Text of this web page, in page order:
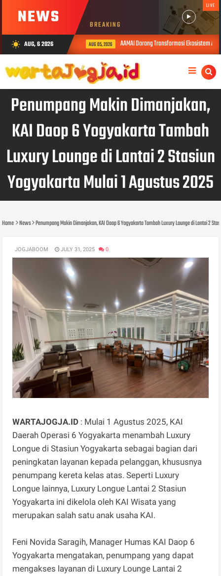
NEWS BREAKING
LIVE
wb_sunny AUG, 6 2026 AUG 05, 2026 AAMAI Dorong Transformasi Ekosistem
Penumpang Makin Dimanjakan,
KAI Daop 6 Yogyakarta Tambah
Luxury Lounge di Lantai 2 Stasiun
Yogyakarta Mulai 1 Agustus 2025
Home News Penumpang Makin Dimanjakan, KAI Daop 6 Yogyakarta Tambah Luxury Lounge di Lantai 2
JOGJABOOM JULY 31, 2025 0
WARTAJOGJA.ID : Mulai 1 Agustus 2025, KAI
Daerah Operasi 6 Yogyakarta menambah Luxury
Longue di Stasiun Yogyakarta sebagai bagian dari
peningkatan layanan kepada pelanggan, khususnya
penumpang kereta kelas atas. Seperti Luxury
Longue lainnya, Luxury Longue Lantai 2 Stasiun
Yogyakarta ini dikelola oleh KAI Wisata yang
merupakan salah satu anak usaha KAI.
Feni Novida Saragih, Manager Humas KAI Daop 6
Yogyakarta mengatakan, penumpang yang dapat
mengakses layanan di Luxury Lounge Lantai 2